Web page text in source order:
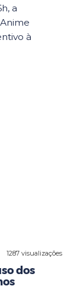
a
à
1287 visualizações
dos